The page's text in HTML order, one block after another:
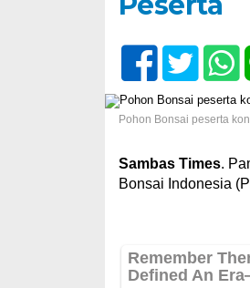
Pohon Bonsai peserta
Sambas Times.
Bonsai Indonesia